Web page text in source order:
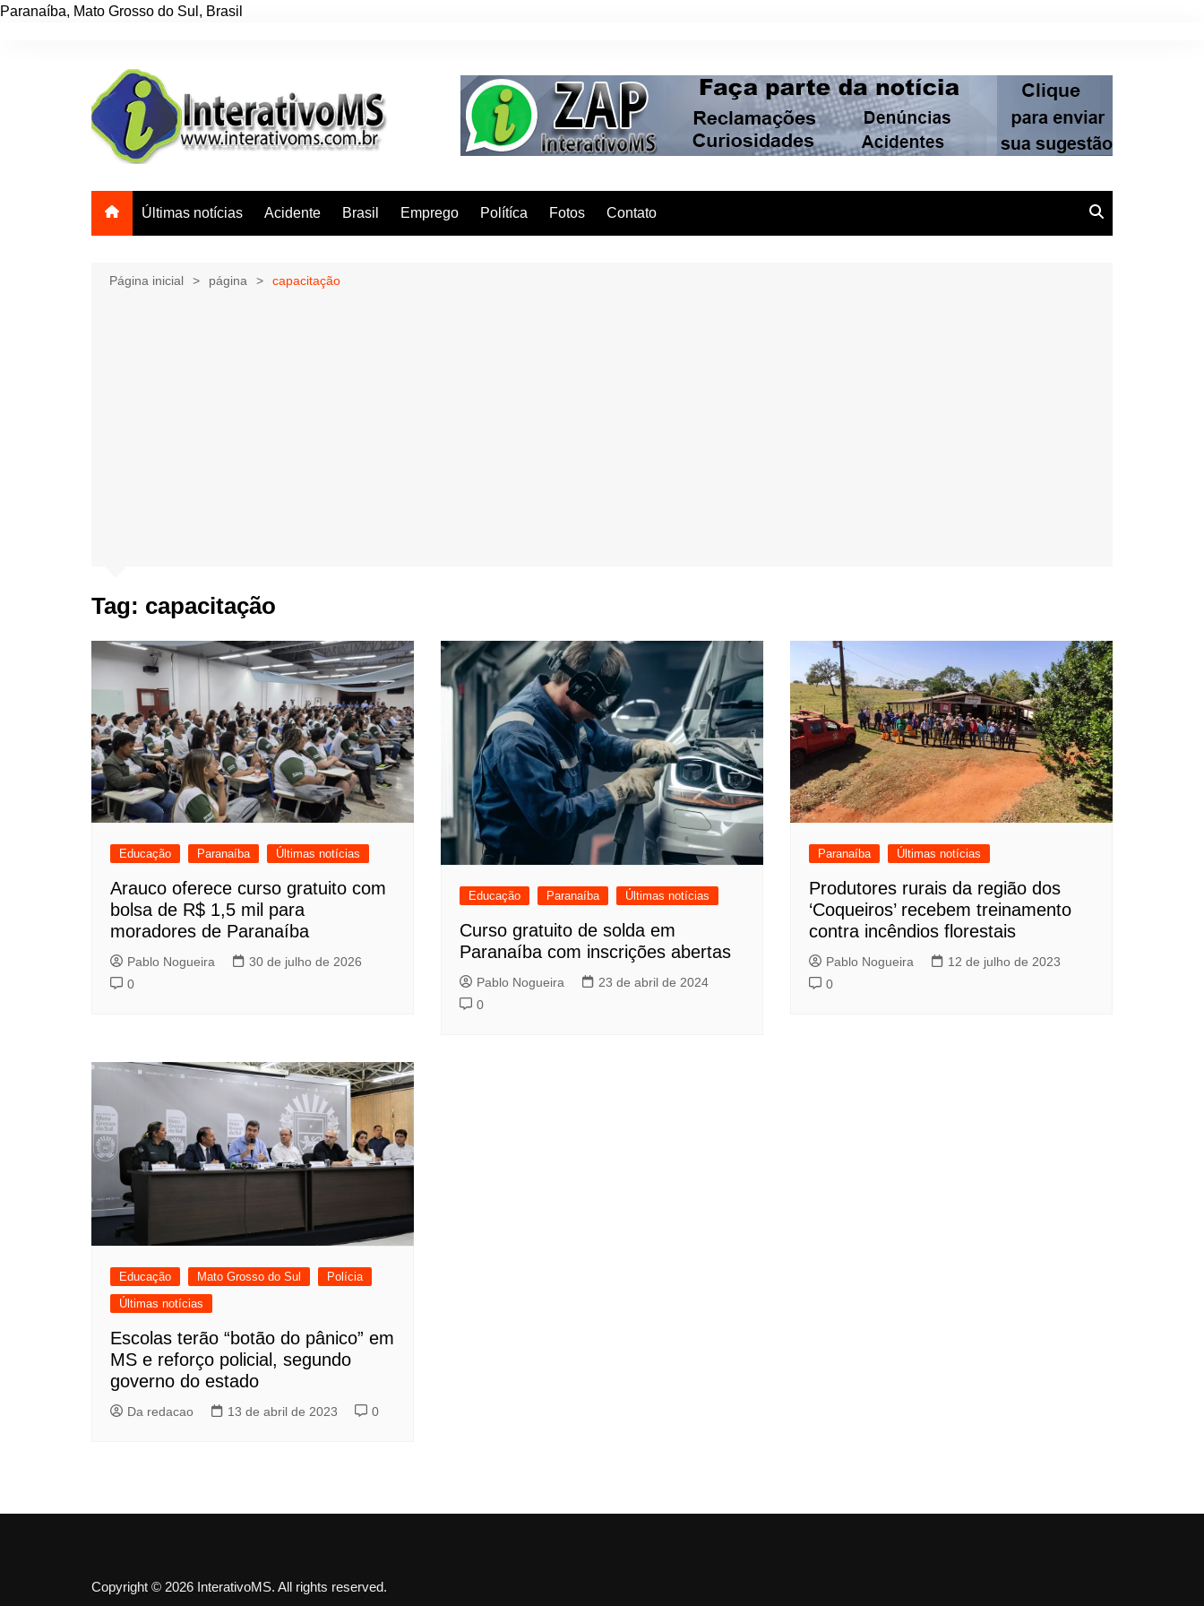
Paranaíba, Mato Grosso do Sul , Brasil
Últimas notícias Acidente Brasil Emprego Polítíca Fotos Contato
Página inicial página capacitação
Tag: capacitação
Educação Paranaíba Últimas notícias
Arauco oferece curso gratuito com
bolsa de R$ 1,5 mil para
moradores de Paranaíba
Pablo Nogueira
30 de julho de 2026
0
Educação Paranaíba Últimas notícias
Curso gratuito de solda em
Paranaíba com inscrições abertas
Pablo Nogueira
23 de abril de 2024
0
Paranaíba Últimas notícias
Produtores rurais da região dos
‘Coqueiros’ recebem treinamento
contra incêndios florestais
Pablo Nogueira
12 de julho de 2023
0
Educação Mato Grosso do Sul
Polícia
Últimas notícias
Escolas terão “botão do pânico” em
MS e reforço policial, segundo
governo do estado
Da redacao 13 de abril de 2023 0
Copyright © 2026 InterativoMS. All rights reserved.